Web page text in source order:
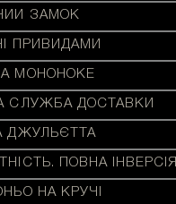
ЗАМОК
ПРИВИДАМИ
МОНОНОКЕ
СЛУЖБА ДОСТАВКИ
ДЖУЛЬЄТТА
ПОВНА ІНВЕРСІЯ
НА КРУЧІ